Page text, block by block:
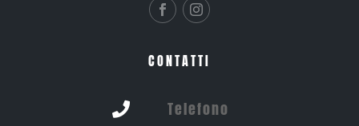
CONTATTI
 Telefono